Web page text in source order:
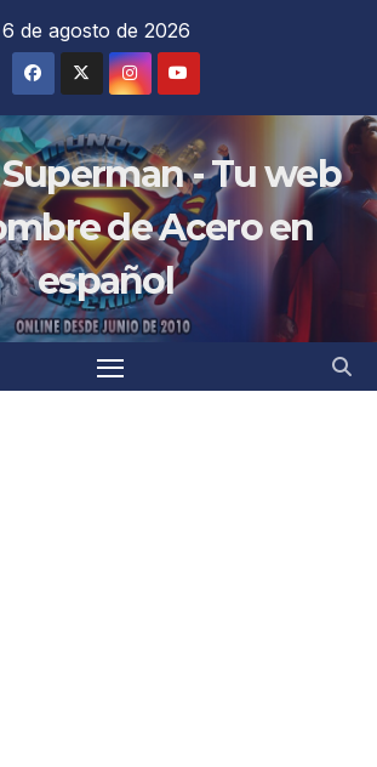
6 de agosto de 2026
- Tu web
de Acero en
español